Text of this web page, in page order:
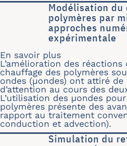
Modélisation du
polymères par
approches
expérimentale
En savoir plus
L’amélioration des
chauffage des polymères
ondes (μondes) ont attiré de
d’attention au cours des
L’utilisation des μondes
polymères présente des
rapport au traitement
conduction et advection).
Simulation du